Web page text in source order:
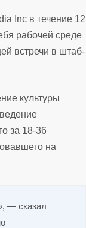
Inc в течение 12
рабочей среде
встречи в штаб-
культуры
за 18-36
на
— сказал